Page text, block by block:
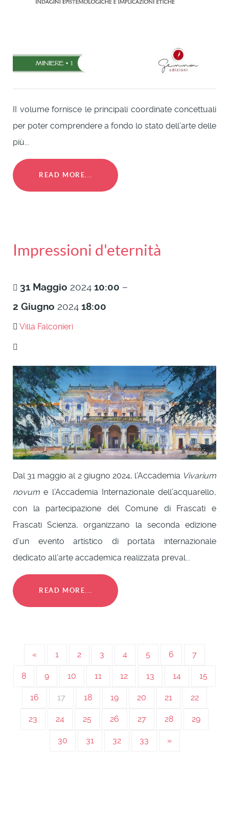
II volume fornisce le principali coordinate concettuali
per poter comprendere a fondo lo stato dell’arte delle
più...
READ MORE...
Impressioni d'eternità
31 Maggio 2024 10:00 –
2 Giugno 2024 18:00
Villa Falconieri
Dal 31 maggio al 2 giugno 2024, l’Accademia Vivarium
novum e l’Accademia Internazionale dell’acquarello,
con la partecipazione del Comune di Frascati e
Frascati Scienza, organizzano la seconda edizione
d’un evento artistico di portata internazionale
dedicato all’arte accademica realizzata preval...
READ MORE...
« 1 2 3 4 5 6 7
8 9 10 11 12 13 14 15
16 17 18 19 20 21 22
23 24 25 26 27 28 29
30 31 32 33 »